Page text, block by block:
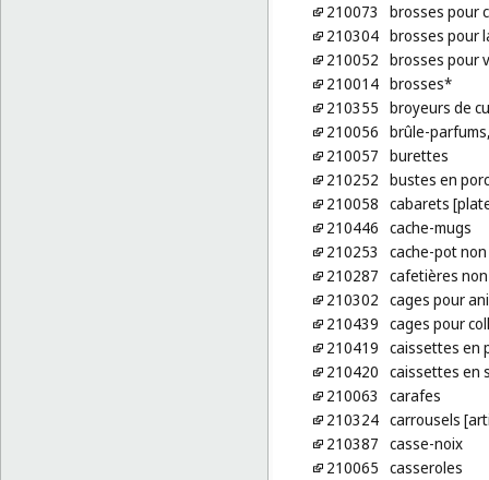
210073
brosses pour
210304 brosses pour
210052 brosses pour
210014 brosses*
210355 broyeurs de
210056 brûle-
210057 burettes
210252 bustes en
210058 cabarets
210446 cache-mugs
210253
cache-pot
210287 cafetières
210302 cages pour
210439 cages pour
210419 caissettes en
210420 caissettes en
210063
carafes
210324 carrousels
210387 casse-noix
210065 casseroles